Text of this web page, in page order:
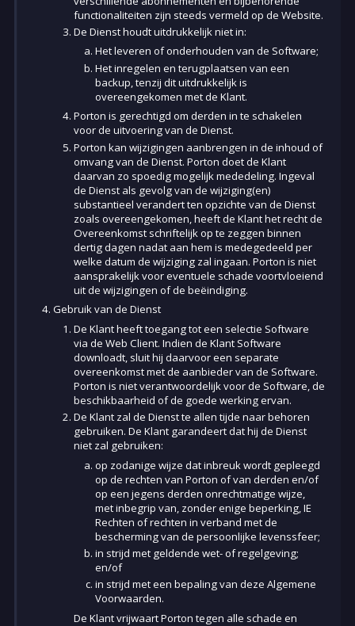
functionaliteiten zijn steeds vermeld op de Website.
De Dienst houdt uitdrukkelijk niet in:
Het leveren of onderhouden van de Software;
Het inregelen en terugplaatsen van een
backup, tenzij dit uitdrukkelijk is
overeengekomen met de Klant.
Porton is gerechtigd om derden in te schakelen
voor de uitvoering van de Dienst.
Porton kan wijzigingen aanbrengen in de inhoud of
omvang van de Dienst. Porton doet de Klant
daarvan zo spoedig mogelijk mededeling. Ingeval
de Dienst als gevolg van de wijziging(en)
substantieel verandert ten opzichte van de Dienst
zoals overeengekomen, heeft de Klant het recht de
Overeenkomst schriftelijk op te zeggen binnen
dertig dagen nadat aan hem is medegedeeld per
welke datum de wijziging zal ingaan. Porton is niet
aansprakelijk voor eventuele schade voortvloeiend
uit de wijzigingen of de beëindiging.
Gebruik van de Dienst
De Klant heeft toegang tot een selectie Software
via de Web Client. Indien de Klant Software
downloadt, sluit hij daarvoor een separate
overeenkomst met de aanbieder van de Software.
Porton is niet verantwoordelijk voor de Software, de
beschikbaarheid of de goede werking ervan.
De Klant zal de Dienst te allen tijde naar behoren
gebruiken. De Klant garandeert dat hij de Dienst
niet zal gebruiken:
op zodanige wijze dat inbreuk wordt gepleegd
op de rechten van Porton of van derden en/of
op een jegens derden onrechtmatige wijze,
met inbegrip van, zonder enige beperking, IE
Rechten of rechten in verband met de
bescherming van de persoonlijke levenssfeer;
in strijd met geldende wet- of regelgeving;
en/of
in strijd met een bepaling van deze Algemene
Voorwaarden.
De Klant vrijwaart Porton tegen alle schade en